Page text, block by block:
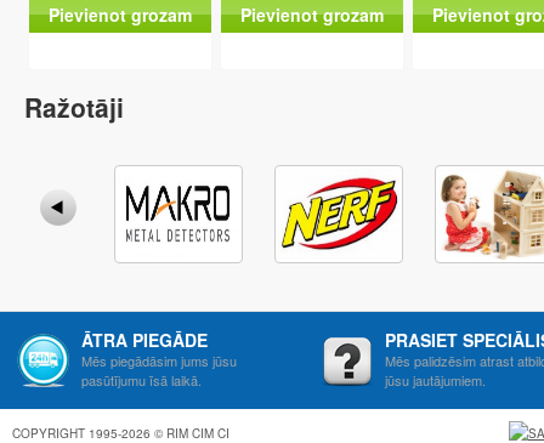
Pievienot grozam Pievienot grozam Pievienot
Ražotāji
ĀTRA PIEGĀDE
Mēs piegādāsim jums jūsu
pasūtījumu īsā laikā.
PRASIET
Mēs palidzēsim atrast
jūsu jautājumiem.
COPYRIGHT 1995-2026 © RIM CIM CI